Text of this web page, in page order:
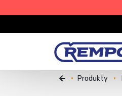
Produkty